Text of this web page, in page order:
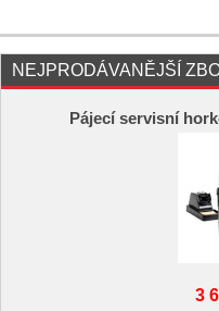
NEJPRODÁVANĚJŠÍ
Pájecí servisní
3